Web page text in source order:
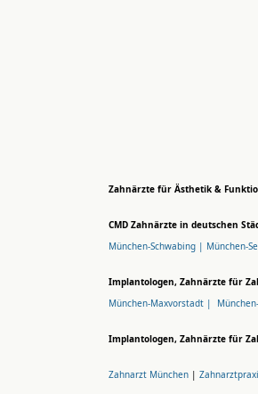
Zahnärzte für Ästhetik &
CMD Zahnärzte in deutschen
München-Schwabing | München-
Implantologen, Zahnärzte für
München-Maxvorstadt |
Implantologen, Zahnärzte für
Zahnarzt München |